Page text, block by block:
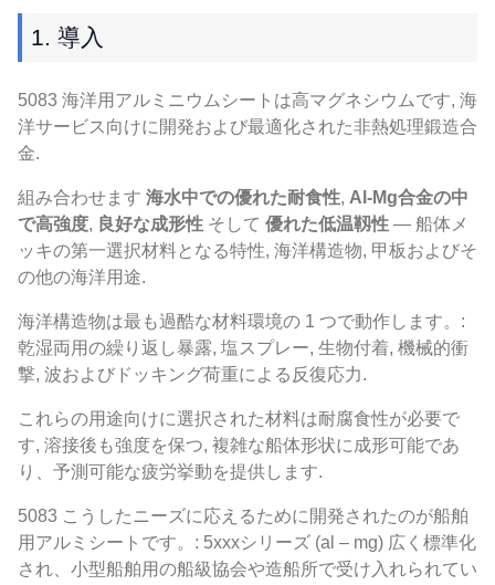
1. 導入
5083 海洋用アルミニウムシートは高マグネシウムです, 海
洋サービス向けに開発および最適化された非熱処理鍛造合
金.
組み合わせます 海水中での優れた耐食性, Al-Mg合金の中
で高強度, 良好な成形性 そして 優れた低温靱性 — 船体メ
ッキの第一選択材料となる特性, 海洋構造物, 甲板およびそ
の他の海洋用途.
海洋構造物は最も過酷な材料環境の 1 つで動作します。:
乾湿両用の繰り返し暴露, 塩スプレー, 生物付着, 機械的衝
撃, 波およびドッキング荷重による反復応力.
これらの用途向けに選択された材料は耐腐食性が必要で
す, 溶接後も強度を保つ, 複雑な船体形状に成形可能であ
り、予測可能な疲労挙動を提供します.
5083 こうしたニーズに応えるために開発されたのが船舶
用アルミシートです。: 5xxxシリーズ (al – mg) 広く標準化
され、小型船舶用の船級協会や造船所で受け入れられてい